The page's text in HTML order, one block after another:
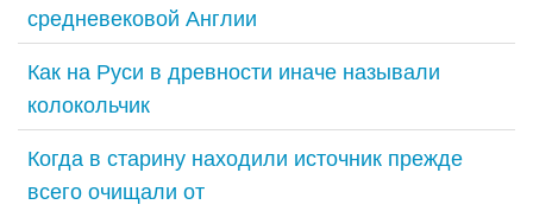
средневековой Англии
Как на Руси в древности иначе называли
колокольчик
Когда в старину находили источник прежде
всего очищали от